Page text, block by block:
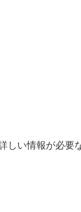
い情報が必